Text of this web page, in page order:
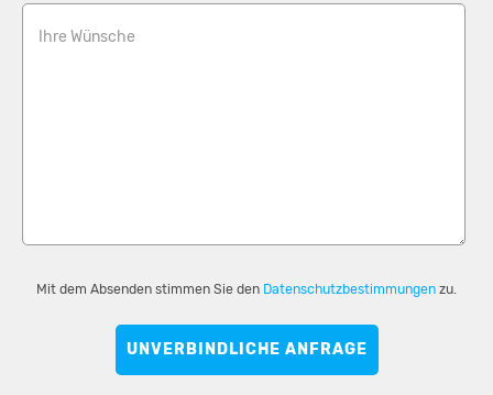
Ihre Wünsche
Mit dem Absenden stimmen Sie den Datenschutzbestimmungen zu.
UNVERBINDLICHE ANFRAGE